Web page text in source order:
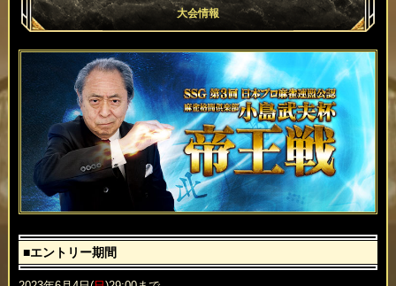
大会情報
■エントリー期間